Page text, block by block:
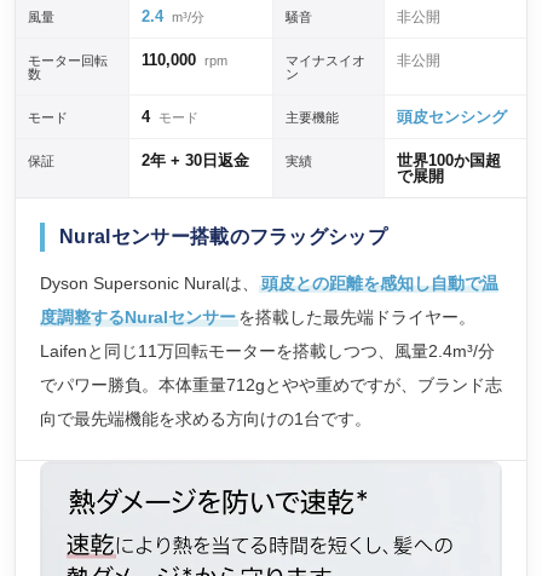
風量 2.4 m³/分 騒音 非公開
モーター回転
数
110,000 rpm
マイナスイオ
ン
非公開
モード 4 モード 主要機能 頭皮センシング
保証 2年 + 30日返金 実績
世界100か国超
で展開
Nuralセンサー搭載のフラッグシップ
Dyson Supersonic Nuralは、
頭皮との距離を感知し自動で温
度調整するNuralセンサーを搭載した最先端ドライヤー。
Laifenと同じ11万回転モーターを搭載しつつ、風量2.4m³/分
でパワー勝負。本体重量712gとやや重めですが、ブランド志
向で最先端機能を求める方向けの1台です。